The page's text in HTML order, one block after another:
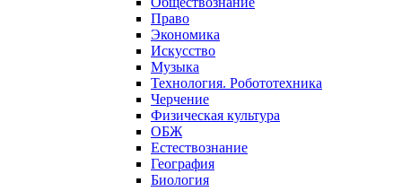
Право
Экономика
Искусство
Музыка
Технология. Робототехника
Черчение
Физическая культура
ОБЖ
Естествознание
География
Биология